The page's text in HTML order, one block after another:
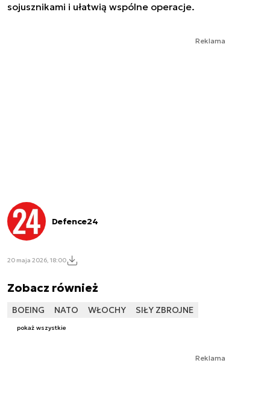
sojusznikami i ułatwią wspólne operacje.
Reklama
Defence24
20 maja 2026, 18:00
Zobacz również
BOEING NATO WŁOCHY SIŁY ZBROJNE
pokaż wszystkie
Reklama